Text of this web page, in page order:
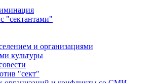
"сектантами"
и организациями
культуры
"сект"